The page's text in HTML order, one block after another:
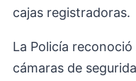
cajas registradoras.
La Policía
cámaras de